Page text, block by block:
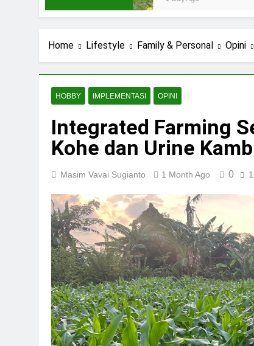
Home Lifestyle Family & Personal Opini
HOBBY IMPLEMENTASI OPINI
Integrated Farming
Kohe dan Urine
Masim Vavai Sugianto 1 Month Ago 0